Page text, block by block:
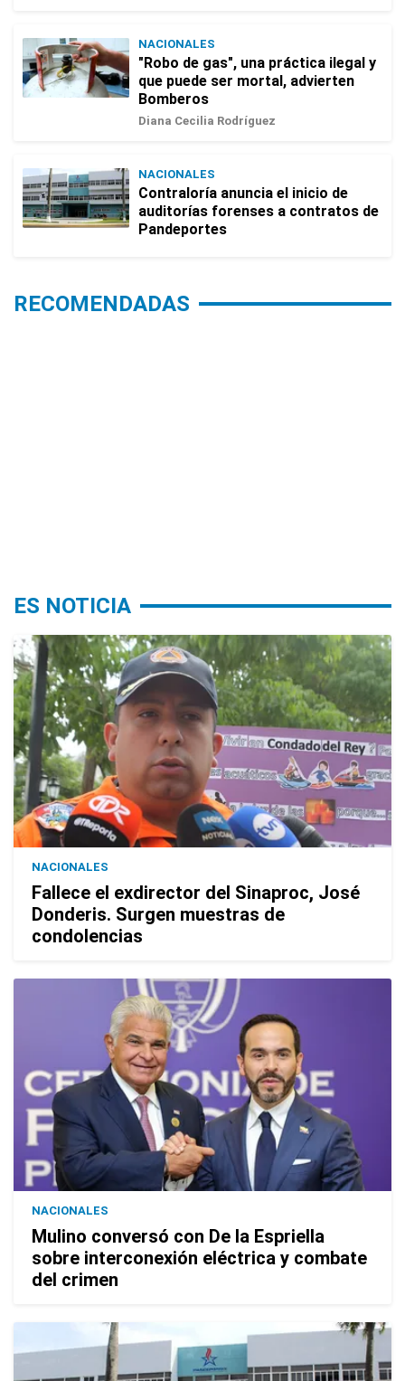
NACIONALES
"Robo de gas", una práctica ilegal y
que puede ser mortal, advierten
Bomberos
Diana Cecilia Rodríguez
NACIONALES
Contraloría anuncia el inicio de
auditorías forenses a contratos de
Pandeportes
RECOMENDADAS
ES NOTICIA
NACIONALES
Fallece el exdirector del Sinaproc, José
Donderis. Surgen muestras de
condolencias
NACIONALES
Mulino conversó con De la Espriella
sobre interconexión eléctrica y combate
del crimen